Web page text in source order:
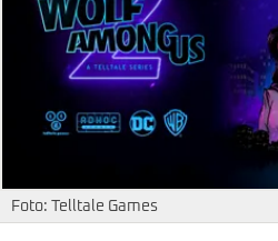
Foto: Telltale Games